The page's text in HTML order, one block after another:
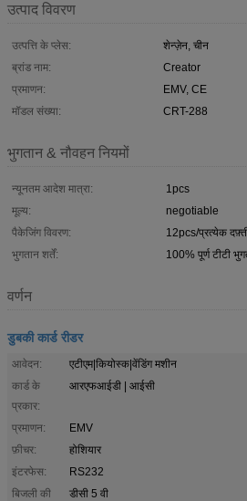
उत्पाद विवरण
उत्पत्ति के प्लेस:
शेन्ज़ेन, चीन
ब्रांड नाम:
Creator
प्रमाणन:
EMV, CE
मॉडल संख्या:
CRT-288
भुगतान & नौवहन नियमों
न्यूनतम आदेश मात्रा:
1pcs
मूल्य:
negotiable
पैकेजिंग विवरण:
12pcs/प्रत्येक
भुगतान शर्तें:
100% पूर्ण टीटी
वर्णन
डुबकी कार्ड रीडर
आवेदन:
एटीएम|कियोस्क|वेंडिंग मशीन
कार्ड के
प्रकार:
आरएफआईडी | आईसी
प्रमाणन:
EMV
फ़ीचर:
होशियार
इंटरफेस:
RS232
बिजली की
डीसी 5 वी